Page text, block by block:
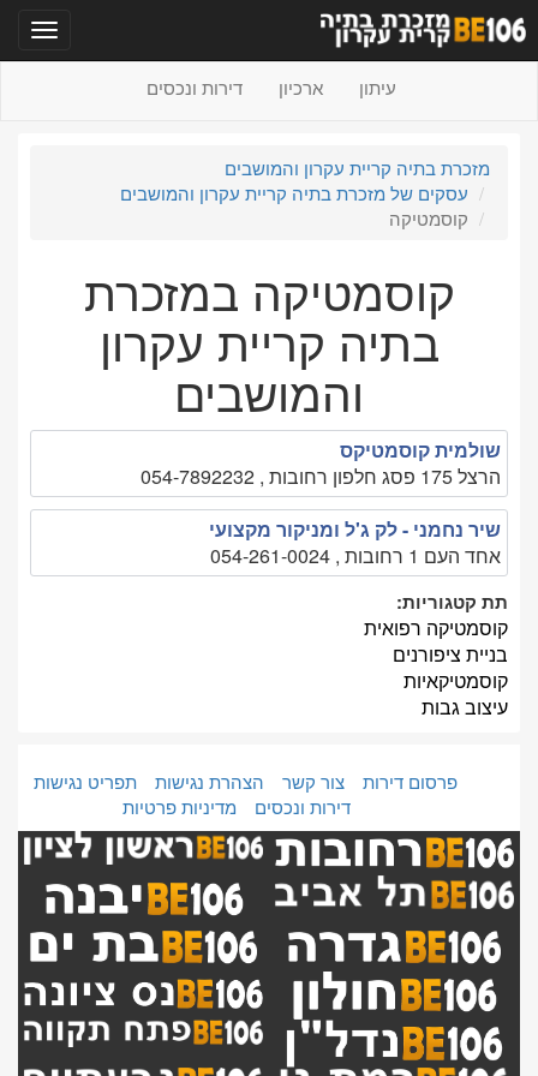
עיתון ארכיון דירות ונכסים
מזכרת בתיה קריית עקרון והמושבים
עסקים של מזכרת בתיה קריית עקרון והמושבים
קוסמטיקה
קוסמטיקה במזכרת
בתיה קריית עקרון
והמושבים
שולמית קוסמטיקס
הרצל 175 פסג חלפון רחובות , 054-7892232
שיר נחמני - לק ג'ל ומניקור מקצועי
אחד העם 1 רחובות , ‏054-261-0024‏
תת קטגוריות:
קוסמטיקה רפואית
בניית ציפורנים
קוסמטיקאיות
עיצוב גבות
פרסום דירות צור קשר הצהרת נגישות
תפריט נגישות
דירות ונכסים
מדיניות פרטיות